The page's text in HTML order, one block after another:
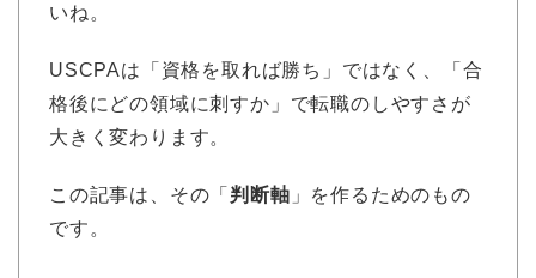
いね。
USCPAは「資格を取れば勝ち」ではなく、「合
格後にどの領域に刺すか」で転職のしやすさが
大きく変わります。
この記事は、その「 判断軸 」を作るためのもの
です。